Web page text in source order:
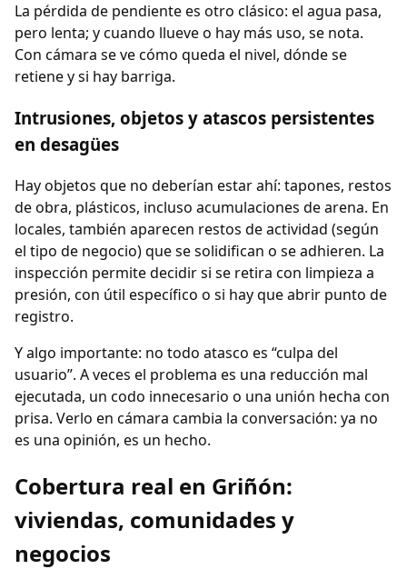
La pérdida de pendiente es otro clásico: el agua pasa,
pero lenta; y cuando llueve o hay más uso, se nota.
Con cámara se ve cómo queda el nivel, dónde se
retiene y si hay barriga.
Intrusiones, objetos y atascos persistentes
en desagües
Hay objetos que no deberían estar ahí: tapones, restos
de obra, plásticos, incluso acumulaciones de arena. En
locales, también aparecen restos de actividad (según
el tipo de negocio) que se solidifican o se adhieren. La
inspección permite decidir si se retira con limpieza a
presión, con útil específico o si hay que abrir punto de
registro.
Y algo importante: no todo atasco es “culpa del
usuario”. A veces el problema es una reducción mal
ejecutada, un codo innecesario o una unión hecha con
prisa. Verlo en cámara cambia la conversación: ya no
es una opinión, es un hecho.
Cobertura real en Griñón:
viviendas, comunidades y
negocios